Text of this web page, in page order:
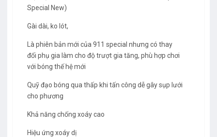
Special New)
Gài dài, ko lót,
Là phiên bản mới của 911 special nhưng có thay
đổi phụ gia làm cho độ trượt gia tăng, phù hợp chơi
với bóng thế hệ mới
Quỹ đạo bóng qua thấp khi tấn công dễ gây sụp lưới
cho phương
Khả năng chống xoáy cao
Hiệu ứng xoáy dị